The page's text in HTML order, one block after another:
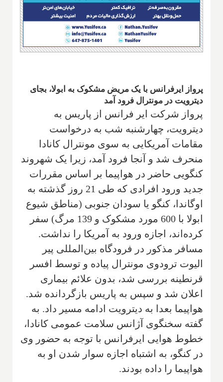
پرواز ایرفرانس با یک مریض مشکوک به ابولا، بجای
دیترویت در مونترال فرود آمد
پرواز شرکت ایر فرانس از پاریس به
دیترویت، چهارشنبه شب به درخواست
مقامات آمریکایی به سوی مونترال کانادا
منحرف شد و آنجا فرود آمد، زیرا یک شهروند
کنگویی حاضر در هواپیما بر اساس مقررات
جدید ورود افرادی که طی 21 روز گذشته به
اوگاندا، کنگو یا سودان جنوبی (مناطق شیوع
ابولا با 600 مورد مشکوک و 139 مرگ) سفر
کرده‌اند، اجازه ورود به آمریکا را نداشت.
مسافر مذکور در فرودگاه بین‌المللی پیر
الیوت ترودوی مونترال پیاده و توسط افسر
قرنطینه بررسی شد، بدون علائم بیماری
اعلان شد و سپس به پاریس بازگردانده شد.
هواپیما بعدا به دیترویت ادامه مسیر داد. به
گفته سخنگوی آژانس سلامت عمومی کانادا،
خطوط هوایی ایرفرانس با توجه به حضور وی
در کنگو، به اشتباه اجازه سوار شدن او به
هواپیما را داده بودند.